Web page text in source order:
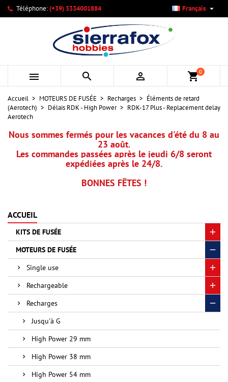
Téléphone:(+39) 3334001884 Français 
   shopping_cart0
Accueil MOTEURS DE FUSÉE Recharges
Éléments de retard
(Aerotech)
Délais RDK - High Power
RDK-17 Plus - Replacement delay
Aerotech
Nous sommes fermés pour les vacances d'été du 8 au
23 août.
Les commandes passées après le jeudi 6/8 seront
expédiées après le 24/8.
BONNES FÊTES !
ACCUEIL
KITS DE FUSÉE
MOTEURS DE FUSÉE
Single use
Rechargeable
Recharges
Jusqu'à G
High Power 29 mm
High Power 38 mm
High Power 54 mm
Mes listes d'envies ×
Créer une nouvelle liste
Créer une liste d'envies ×
Nom de la liste d'envies
Annuler Créer une liste d'envies
Connexion ×
Vous devez être connecté pour ajouter des produits à votre
liste d'envies.
Annuler Connexion